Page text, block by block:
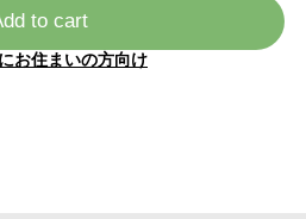
to cart
お住まいの方向け